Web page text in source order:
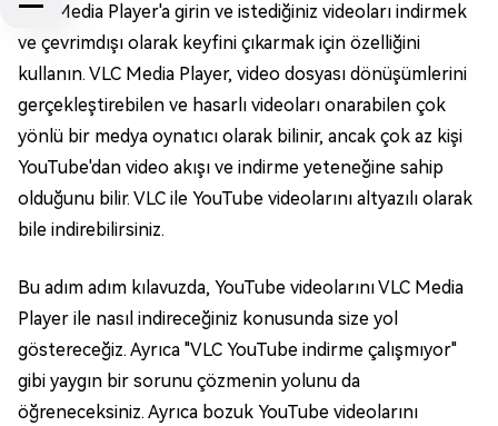
VLC Media Player'a girin ve istediğiniz videoları indirmek
ve çevrimdışı olarak keyfini çıkarmak için özelliğini
kullanın. VLC Media Player, video dosyası dönüşümlerini
gerçekleştirebilen ve hasarlı videoları onarabilen çok
yönlü bir medya oynatıcı olarak bilinir, ancak çok az kişi
YouTube'dan video akışı ve indirme yeteneğine sahip
olduğunu bilir. VLC ile YouTube videolarını altyazılı olarak
bile indirebilirsiniz.
Bu adım adım kılavuzda, YouTube videolarını VLC Media
Player ile nasıl indireceğiniz konusunda size yol
göstereceğiz. Ayrıca "VLC YouTube indirme çalışmıyor"
gibi yaygın bir sorunu çözmenin yolunu da
öğreneceksiniz. Ayrıca bozuk YouTube videolarını